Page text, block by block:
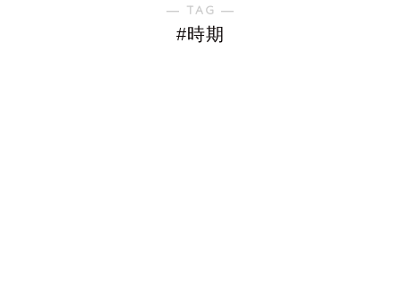
― TAG ―
#時期